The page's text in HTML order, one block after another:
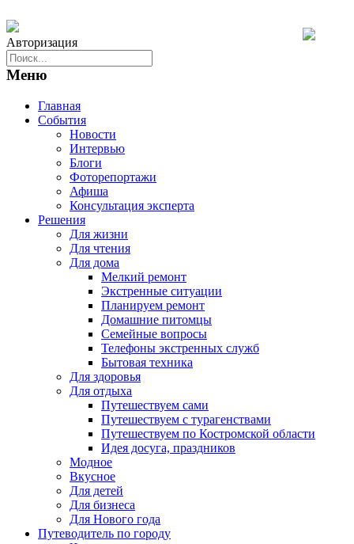
Авторизация
Меню
Главная
События
Новости
Интервью
Блоги
Фоторепортажи
Афиша
Консультация эксперта
Решения
Для жизни
Для чтения
Для дома
Мелкий ремонт
Экстренные ситуации
Планируем ремонт
Домашние питомцы
Семейные вопросы
Телефоны экстренных служб
Бытовая техника
Для здоровья
Для отдыха
Путешествуем сами
Путешествуем с турагенствами
Путешествуем по Костромской области
Идея досуга, праздников
Модное
Вкусное
Для детей
Для бизнеса
Для Нового года
Путеводитель по городу